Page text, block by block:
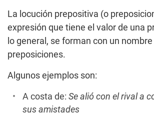
La locución prepositiva (o
expresión que tiene el valor de una
lo general, se forman con un
preposiciones.
Algunos ejemplos son:
A costa de: Se alió con el rival a
sus amistades